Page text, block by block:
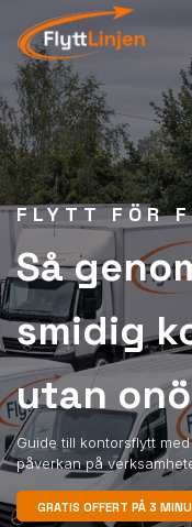
FLYTT FÖR
Så
smidig
utan
Guide till kontorsflytt
påverkan på
GRATIS OFFERT PÅ 3